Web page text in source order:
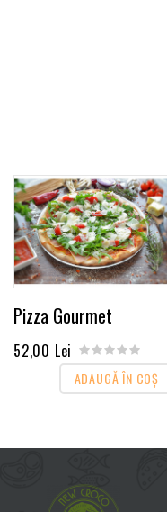
Pizza Gourmet
52,00 Lei
ADAUGĂ ÎN COŞ